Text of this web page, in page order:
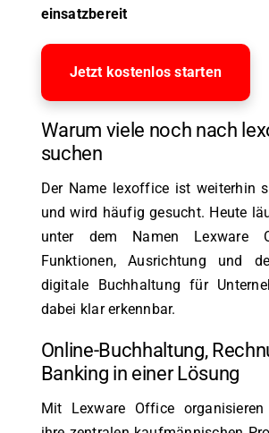
einsatzbereit
Jetzt kostenlos starten
Warum viele noch nach
suchen
Der Name lexoffice ist weiterhin
und wird häufig gesucht. Heute
unter dem Namen Lexware
Funktionen, Ausrichtung und
digitale Buchhaltung für
dabei klar erkennbar.
Online-Buchhaltung,
Banking in einer Lösung
Mit Lexware Office organisieren